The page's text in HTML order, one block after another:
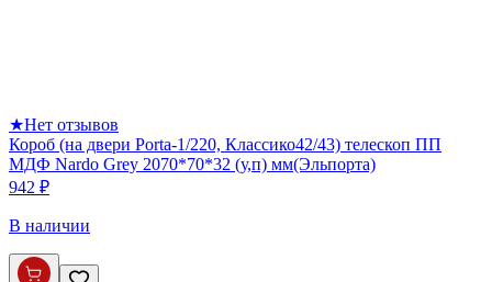
★Нет отзывов
Короб (на двери Porta-1/220, Классико42/43) телескоп ПП
МДФ Nardo Grey 2070*70*32 (у,п) мм(Эльпорта)
942 ₽
В наличии